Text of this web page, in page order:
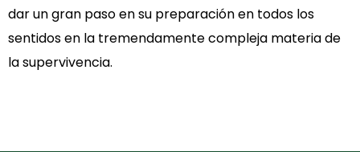
dar un gran paso en su preparación en todos los
sentidos en la tremendamente compleja materia de
la supervivencia.